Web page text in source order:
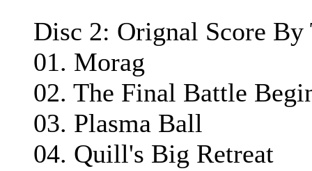
Disc 2: Orignal Score By
01. Morag
02. The Final Battle
03. Plasma Ball
04. Quill's Big Retreat